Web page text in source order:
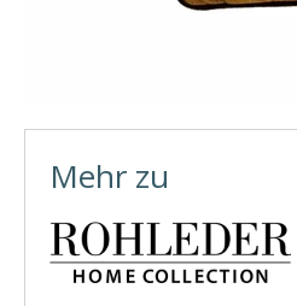
Mehr zu